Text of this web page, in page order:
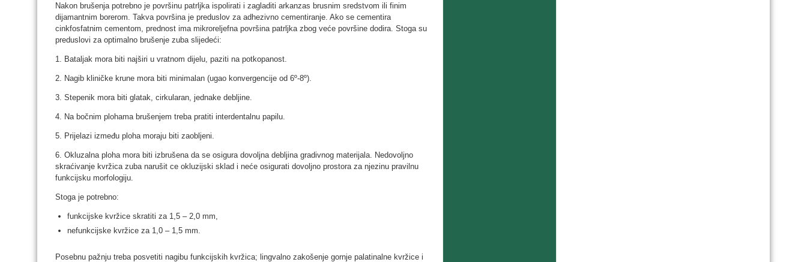
Nakon brušenja potrebno je površinu patrljka ispolirati i zagladiti arkanzas brusnim sredstvom ili finim
dijamantnim borerom. Takva površina je preduslov za adhezivno cementiranje. Ako se cementira
cinkfosfatnim cementom, prednost ima mikroreljefna površina patrljka zbog veće površine dodira. Stoga su
preduslovi za optimalno brušenje zuba slijedeći:
1. Bataljak mora biti najširi u vratnom dijelu, paziti na potkopanost.
2. Nagib kliničke krune mora biti minimalan (ugao konvergencije od 6º-8º).
3. Stepenik mora biti glatak, cirkularan, jednake debljine.
4. Na bočnim plohama brušenjem treba pratiti interdentalnu papilu.
5. Prijelazi između ploha moraju biti zaobljeni.
6. Okluzalna ploha mora biti izbrušena da se osigura dovoljna debljina gradivnog materijala. Nedovoljno
skraćivanje kvržica zuba narušit ce okluzijski sklad i neće osigurati dovoljno prostora za njezinu pravilnu
funkcijsku morfologiju.
Stoga je potrebno:
funkcijske kvržice skratiti za 1,5 – 2,0 mm,
nefunkcijske kvržice za 1,0 – 1,5 mm.
Posebnu pažnju treba posvetiti nagibu funkcijskih kvržica; lingvalno zakošenje gornje palatinalne kvržice i